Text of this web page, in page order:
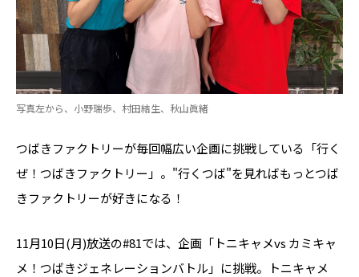
写真左から、小野瑞歩、村田結生、秋山眞緒
つばきファクトリーが毎回幅広い企画に挑戦している「行く
ぜ！つばきファクトリー」。"行くつば"を見ればもっとつば
きファクトリーが好きになる！
11月10日(月)放送の#81では、企画「トニキャメvs カミキャ
メ！つばきジェネレーションバトル」に挑戦。トニキャメ